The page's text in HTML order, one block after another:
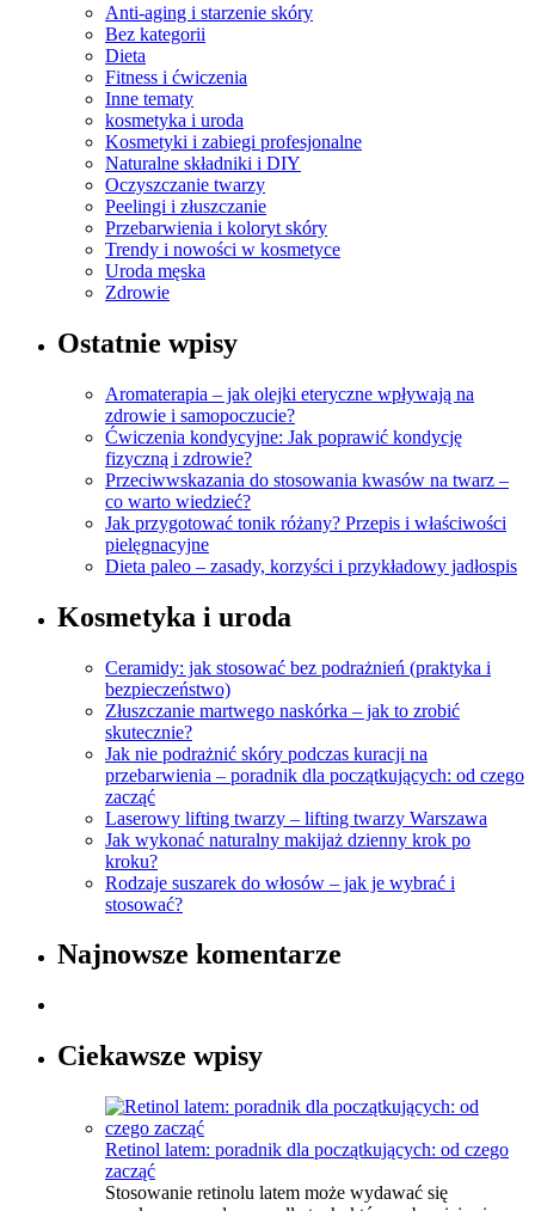
Anti-aging i starzenie skóry
Bez kategorii
Dieta
Fitness i ćwiczenia
Inne tematy
kosmetyka i uroda
Kosmetyki i zabiegi profesjonalne
Naturalne składniki i DIY
Oczyszczanie twarzy
Peelingi i złuszczanie
Przebarwienia i koloryt skóry
Trendy i nowości w kosmetyce
Uroda męska
Zdrowie
Ostatnie wpisy
Aromaterapia – jak olejki eteryczne wpływają na
zdrowie i samopoczucie?
Ćwiczenia kondycyjne: Jak poprawić kondycję
fizyczną i zdrowie?
Przeciwwskazania do stosowania kwasów na twarz –
co warto wiedzieć?
Jak przygotować tonik różany? Przepis i właściwości
pielęgnacyjne
Dieta paleo – zasady, korzyści i przykładowy jadłospis
Kosmetyka i uroda
Ceramidy: jak stosować bez podrażnień (praktyka i
bezpieczeństwo)
Złuszczanie martwego naskórka – jak to zrobić
skutecznie?
Jak nie podrażnić skóry podczas kuracji na
przebarwienia – poradnik dla początkujących: od czego
zacząć
Laserowy lifting twarzy – lifting twarzy Warszawa
Jak wykonać naturalny makijaż dzienny krok po
kroku?
Rodzaje suszarek do włosów – jak je wybrać i
stosować?
Najnowsze komentarze
Ciekawsze wpisy
Retinol latem: poradnik dla początkujących: od czego
zacząć
Stosowanie retinolu latem może wydawać się